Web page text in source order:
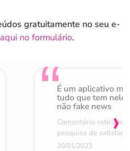
gratuitamente no seu e-
no formulário.
É um aplicativo
tudo que tem nele
não fake news
Comentário retirado
pesquisa de
30/01/2023
›